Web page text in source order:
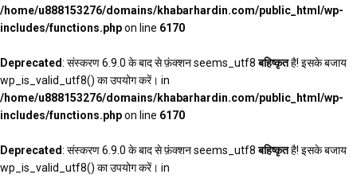
/home/u888153276/domains/khabarhardin.com/public_html/wp-
includes/functions.phpon line 6170
Deprecated: संस्करण 6.9.0 के बाद से फ़ंक्शन seems_utf8बहिष्कृतहै! इसके बजाय
wp_is_valid_utf8() का उपयोग करें। in
/home/u888153276/domains/khabarhardin.com/public_html/wp-
includes/functions.phpon line 6170
Deprecated: संस्करण 6.9.0 के बाद से फ़ंक्शन seems_utf8बहिष्कृतहै! इसके बजाय
wp_is_valid_utf8() का उपयोग करें। in